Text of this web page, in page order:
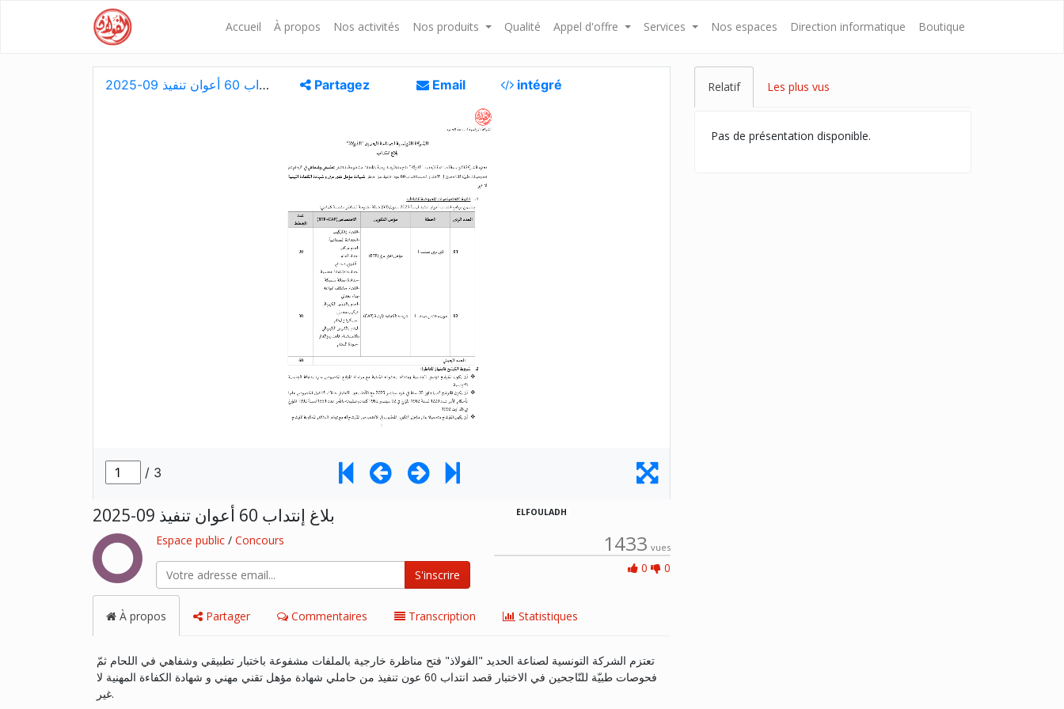
Accueil À propos Nos activités Nos produits Qualité Appel d'offre Services Nos espaces Direction informatique Boutique
بلاغ إنتداب 60 أعوان تنفيذ 09-2025 ELFOULADH
Espace public / Concours
S'inscrire
1433 vues
0 Aime
0 0
À propos Partager Commentaires Transcription Statistiques
تعتزم الشركة التونسية لصناعة الحديد "الفولاذ" فتح مناظرة خارجية بالملفات مشفوعة باختبار تطبيقي وشفاهي في اللحام ثمّ
فحوصات طبيّة للنّاجحين في الاختبار قصد انتداب 60 عون تنفيذ من حاملي شهادة مؤهل تقني مهني و شهادة الكفاءة المهنية لا
غير.
Relatif Les plus vus
Pas de présentation disponible.